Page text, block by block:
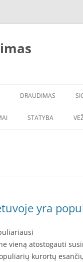
DRAUDIMAS
STATYBA
yra
vieną atostogauti
kurortų